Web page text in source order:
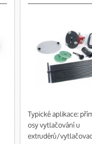
Typické aplikace:
osy vytlačování u
extrudérů/